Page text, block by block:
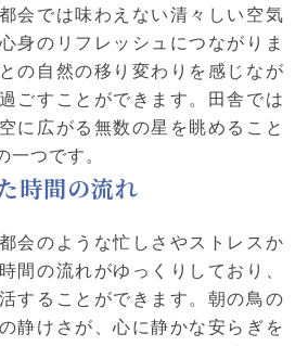
会では味わえない清々しい空気
身のリフレッシュにつながりま
の自然の移り変わりを感じなが
ごすことができます。田舎では
に広がる無数の星を眺めること
つです。
時間の流れ
会のような忙しさやストレスか
間の流れがゆっくりしており、
することができます。朝の鳥の
静けさが、心に静かな安らぎを